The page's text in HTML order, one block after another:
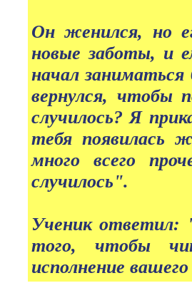
Он женился, но
новые заботы, и
начал
вернулся, чтобы
случилось? Я
тебя появилась
много всего
случилось".
Ученик ответил:
того, чтобы
исполнение